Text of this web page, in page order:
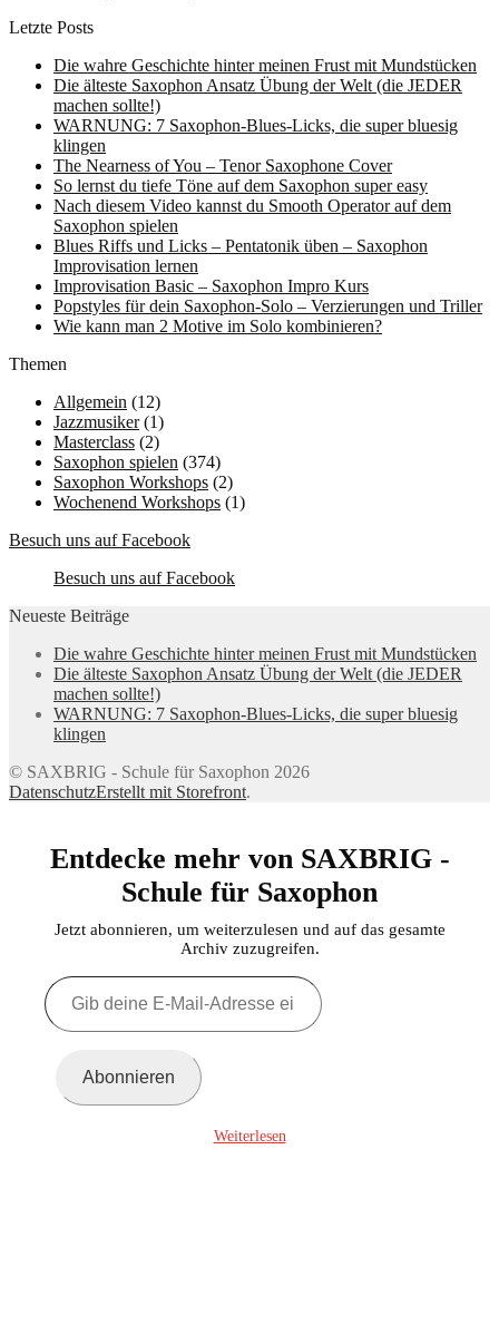
Letzte Posts
Die wahre Geschichte hinter meinen Frust mit Mundstücken
Die älteste Saxophon Ansatz Übung der Welt (die JEDER
machen sollte!)
WARNUNG: 7 Saxophon-Blues-Licks, die super bluesig
klingen
The Nearness of You – Tenor Saxophone Cover
So lernst du tiefe Töne auf dem Saxophon super easy
Nach diesem Video kannst du Smooth Operator auf dem
Saxophon spielen
Blues Riffs und Licks – Pentatonik üben – Saxophon
Improvisation lernen
Improvisation Basic – Saxophon Impro Kurs
Popstyles für dein Saxophon-Solo – Verzierungen und Triller
Wie kann man 2 Motive im Solo kombinieren?
Themen
Allgemein (12)
Jazzmusiker(1)
Masterclass (2)
Saxophon spielen (374)
Saxophon Workshops (2)
Wochenend Workshops (1)
Besuch uns auf Facebook
Besuch uns auf Facebook
Neueste Beiträge
Die wahre Geschichte hinter meinen Frust mit Mundstücken
Die älteste Saxophon Ansatz Übung der Welt (die JEDER
machen sollte!)
WARNUNG: 7 Saxophon-Blues-Licks, die super bluesig
klingen
© SAXBRIG - Schule für Saxophon 2026
DatenschutzErstellt mit Storefront.
Entdecke mehr von SAXBRIG -
Schule für Saxophon
Jetzt abonnieren, um weiterzulesen und auf das gesamte
Archiv zuzugreifen.
Gib
deine
E-
Abonnieren
Weiterlesen